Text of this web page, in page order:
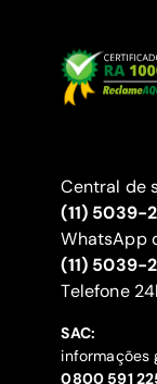
Central de
(11) 5039-
WhatsApp
(11) 5039-
‍Telefone
SAC:
informações
‍0800 591